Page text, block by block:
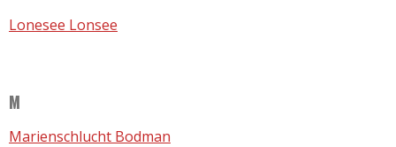
Lonesee Lonsee
M
Marienschlucht Bodman